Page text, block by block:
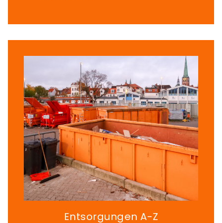
Entsorgungen A-Z